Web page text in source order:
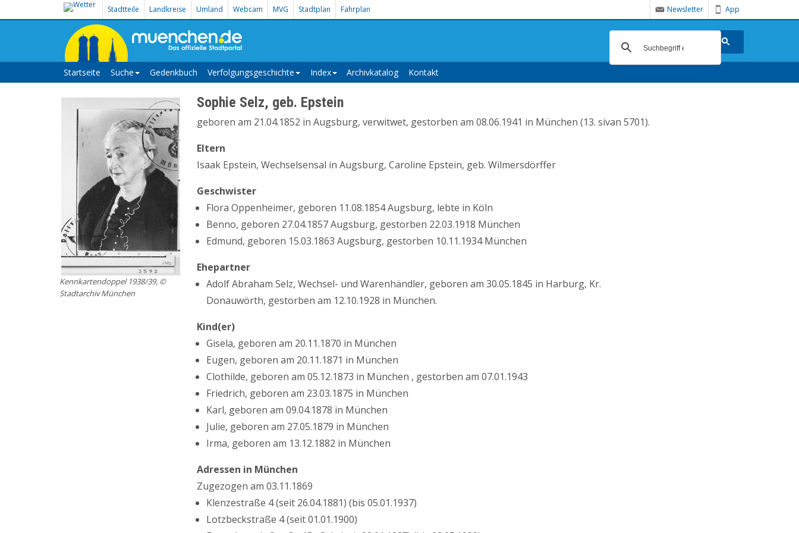
Stadtteile Landkreise Umland Webcam MVG Stadtplan Fahrplan Newsletter App
Startseite Suche Gedenkbuch Verfolgungsgeschichte Index Archivkatalog Kontakt
Kennkartendoppel 1938/39, ©
Stadtarchiv München
Sophie Selz, geb. Epstein
geboren am 21.04.1852 in Augsburg, verwitwet, gestorben am 08.06.1941 in München (13. sivan 5701).
Eltern
Isaak Epstein, Wechselsensal in Augsburg, Caroline Epstein, geb. Wilmersdörffer
Geschwister
Flora Oppenheimer, geboren 11.08.1854 Augsburg, lebte in Köln
Benno, geboren 27.04.1857 Augsburg, gestorben 22.03.1918 München
Edmund, geboren 15.03.1863 Augsburg, gestorben 10.11.1934 München
Ehepartner
Adolf Abraham Selz, Wechsel- und Warenhändler, geboren am 30.05.1845 in Harburg, Kr.
Donauwörth, gestorben am 12.10.1928 in München.
Kind(er)
Gisela, geboren am 20.11.1870 in München
Eugen, geboren am 20.11.1871 in München
Clothilde, geboren am 05.12.1873 in München , gestorben am 07.01.1943
Friedrich, geboren am 23.03.1875 in München
Karl, geboren am 09.04.1878 in München
Julie, geboren am 27.05.1879 in München
Irma, geboren am 13.12.1882 in München
Adressen in München
Zugezogen am 03.11.1869
Klenzestraße 4 (seit 26.04.1881) (bis 05.01.1937)
Lotzbeckstraße 4 (seit 01.01.1900)